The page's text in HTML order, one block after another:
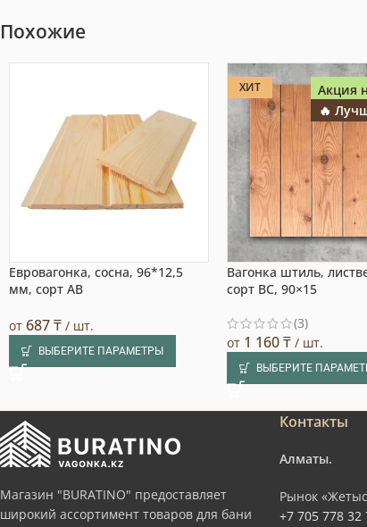
Похожие
Евровагонка, сосна, 96*12,5
мм, сорт AB
от 687₸ / шт.
ВЫБЕРИТЕ ПАРАМЕТРЫ
ХИТ
Акция
🔥
Вагонка штиль,
сорт BC, 90×15
(3)
от 1 160₸ / шт.
ВЫБЕРИТЕ
Магазин "BURATINO" предоставляет
широкий ассортимент товаров для бани
Контакты
Алматы.
Рынок
+7 705 778 32